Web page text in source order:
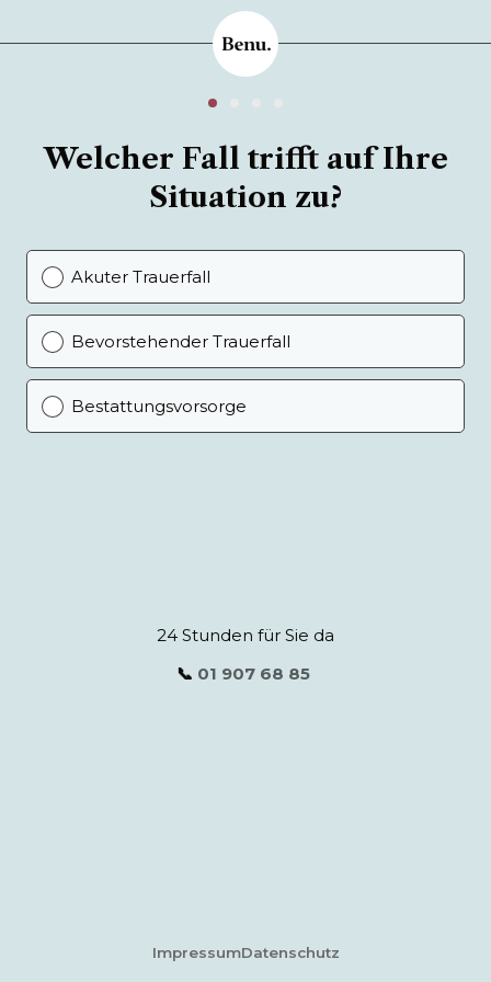
Welcher Fall trifft auf Ihre
Situation zu?
Akuter Trauerfall
Bevorstehender Trauerfall
Bestattungsvorsorge
24 Stunden für Sie da
📞 01 907 68 85
ImpressumDatenschutz